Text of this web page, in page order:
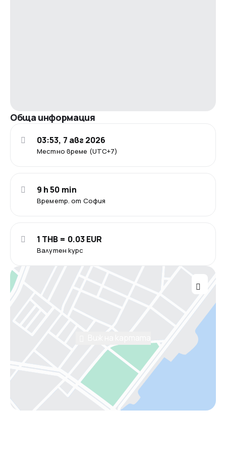
Обща информация
Местно време (UTC+7)
03:53, 7 авг 2026
Времетр. от София
9 h 50 min
Валутен курс
1 THB = 0.03 EUR